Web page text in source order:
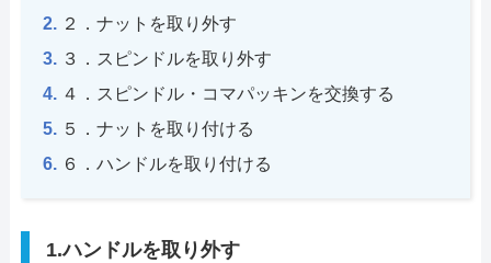
２．ナットを取り外す
３．スピンドルを取り外す
４．スピンドル・コマパッキンを交換する
５．ナットを取り付ける
６．ハンドルを取り付ける
1.ハンドルを取り外す